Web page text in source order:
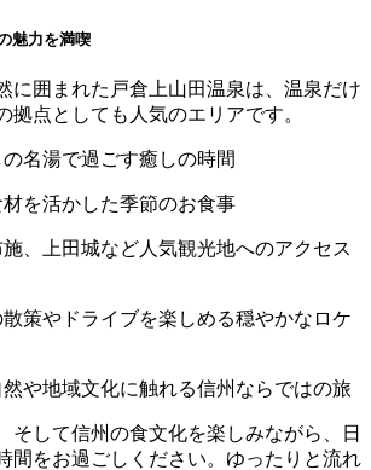
魅力を満喫
に囲まれた戸倉上山田温泉は、温泉だけ
拠点としても人気のエリアです。
名湯で過ごす癒しの時間
を活かした季節のお食事
、上田城など人気観光地へのアクセス
策やドライブを楽しめる穏やかなロケ
然や地域文化に触れる信州ならではの旅
そして信州の食文化を楽しみながら、日
間をお過ごしください。ゆったりと流れ